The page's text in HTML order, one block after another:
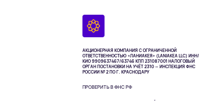
АКЦИОНЕРНАЯ КОМПАНИЯ С ОГРАНИЧЕННОЙ
ОТВЕТСТВЕННОСТЬЮ «ЛАНИАКЕЯ» (LANIAKEA LLC) ИНН/
КИО 9909637467/63746 КПП 231087001НАЛОГОВЫЙ
ОРГАН ПОСТАНОВКИ НА УЧЁТ 2310 — ИНСПЕКЦИЯ ФНС
РОССИИ № 2 ПО Г. КРАСНОДАРУ
ПРОВЕРИТЬ В ФНС РФ